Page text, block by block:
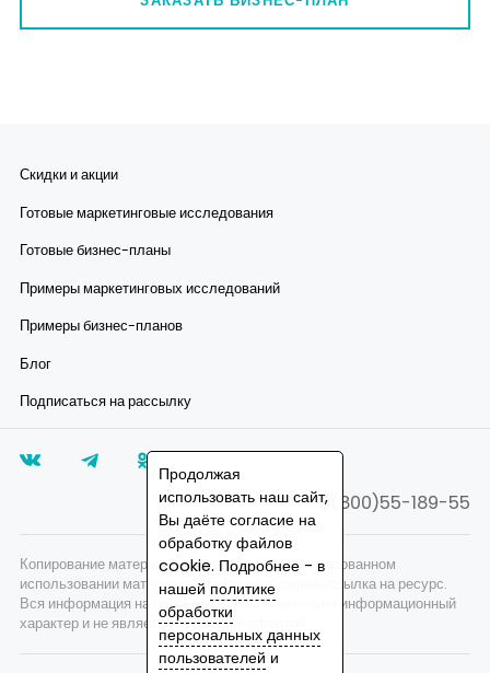
Скидки и акции
Готовые маркетинговые исследования
Готовые бизнес-планы
Примеры маркетинговых исследований
Примеры бизнес-планов
Блог
Подписаться на рассылку
8(800)55-189-55
Копирование материалов запрещено, при согласованном
использовании материалов сайта необходима ссылка на ресурс.
Вся информация на сайте носит исключительно информационный
характер и не является публичной офертой.
Продолжая
использовать наш сайт,
Вы даёте согласие на
обработку файлов
cookie. Подробнее - в
нашей политике
обработки
персональных данных
пользователей и